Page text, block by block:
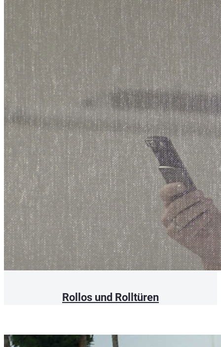
Rollos und Rolltüren